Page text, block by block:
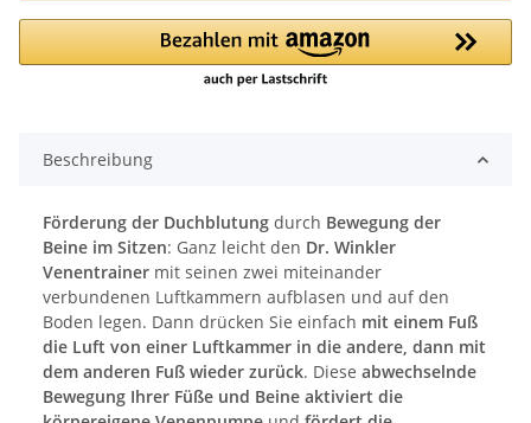
Beschreibung
Förderung der Duchblutung durch Bewegung der
Beine im Sitzen: Ganz leicht den Dr. Winkler
Venentrainer mit seinen zwei miteinander
verbundenen Luftkammern aufblasen und auf den
Boden legen. Dann drücken Sie einfach mit einem Fuß
die Luft von einer Luftkammer in die andere, dann mit
dem anderen Fuß wieder zurück. Diese abwechselnde
Bewegung Ihrer Füße und Beine aktiviert die